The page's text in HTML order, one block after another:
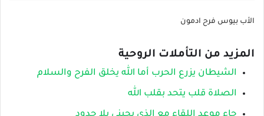
الأب بيوس فرح ادمون
المزيد من التأملات الروحية
الشيطان يزرع الحرب أما الله يخلق الفرح والسلام
الصلاة قلب يتحد بقلب الله